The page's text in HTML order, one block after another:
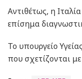
Αντιθέτως, η
επίσημα
Το υπουργείο
που σχετίζονται